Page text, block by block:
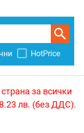
HotPrice
за всички
лв. (без ДДС).